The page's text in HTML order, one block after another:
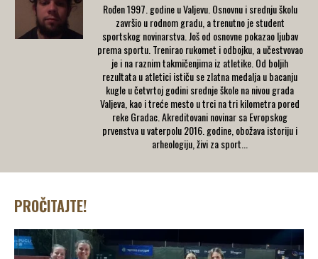
Rođen 1997. godine u Valjevu. Osnovnu i srednju školu
završio u rodnom gradu, a trenutno je student
sportskog novinarstva. Još od osnovne pokazao ljubav
prema sportu. Trenirao rukomet i odbojku, a učestvovao
je i na raznim takmičenjima iz atletike. Od boljih
rezultata u atletici ističu se zlatna medalja u bacanju
kugle u četvrtoj godini srednje škole na nivou grada
Valjeva, kao i treće mesto u trci na tri kilometra pored
reke Gradac. Akreditovani novinar sa Evropskog
prvenstva u vaterpolu 2016. godine, obožava istoriju i
arheologiju, živi za sport...
PROČITAJTE!